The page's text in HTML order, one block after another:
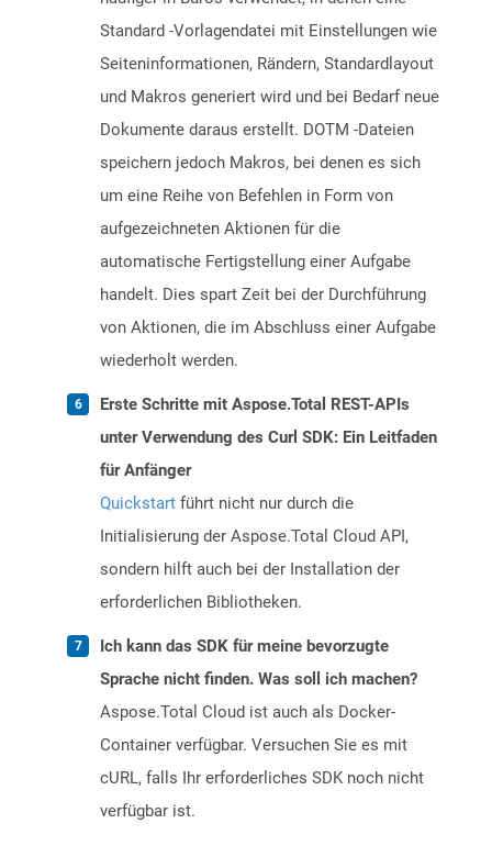
Standard -Vorlagendatei mit Einstellungen wie
Seiteninformationen, Rändern, Standardlayout
und Makros generiert wird und bei Bedarf neue
Dokumente daraus erstellt. DOTM -Dateien
speichern jedoch Makros, bei denen es sich
um eine Reihe von Befehlen in Form von
aufgezeichneten Aktionen für die
automatische Fertigstellung einer Aufgabe
handelt. Dies spart Zeit bei der Durchführung
von Aktionen, die im Abschluss einer Aufgabe
wiederholt werden.
Erste Schritte mit Aspose.Total REST-APIs
unter Verwendung des Curl SDK: Ein Leitfaden
für Anfänger
Quickstart führt nicht nur durch die
Initialisierung der Aspose.Total Cloud API,
sondern hilft auch bei der Installation der
erforderlichen Bibliotheken.
Ich kann das SDK für meine bevorzugte
Sprache nicht finden. Was soll ich machen?
Aspose.Total Cloud ist auch als Docker-
Container verfügbar. Versuchen Sie es mit
cURL, falls Ihr erforderliches SDK noch nicht
verfügbar ist.